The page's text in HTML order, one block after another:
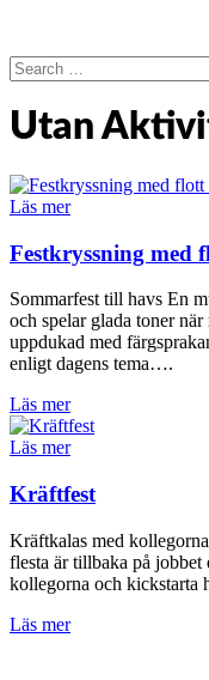
Utan
Läs mer
Festkryssning med
Sommarfest till havs En
och spelar glada toner
uppdukad med
enligt dagens tema….
Läs mer
Läs mer
Kräftfest
Kräftkalas med
flesta är tillbaka på jobbet
kollegorna och kickstarta
Läs mer